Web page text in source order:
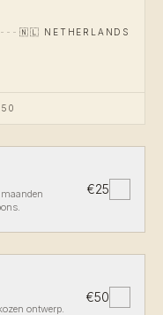
🇳🇱 NETHERLANDS
€25
ontwerp.
€50